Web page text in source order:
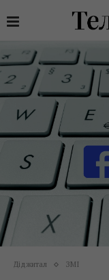
Діджитал ЗМІ